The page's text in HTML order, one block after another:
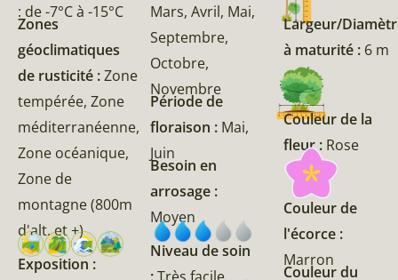
: de -7°C à -15°C
Zones
géoclimatiques
de rusticité :Zone
tempérée, Zone
méditerranéenne,
Zone océanique,
Zone de
montagne (800m
d'alt. et +)
Exposition :
Mars, Avril, Mai,
Septembre,
Octobre,
Novembre
Période de
floraison : Mai,
Juin
Besoin en
arrosage :
Moyen
Niveau de soin
Largeur/
à maturité : 6 m
Couleur de la
fleur : Rose
Couleur de
l'écorce :
Marron
Couleur du